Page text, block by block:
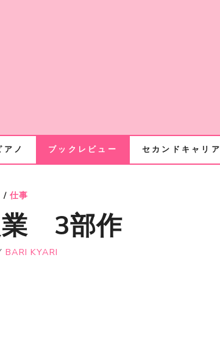
アノ ブックレビュー セカンドキャリア
/ 仕事
業 3部作
BARI KYARI